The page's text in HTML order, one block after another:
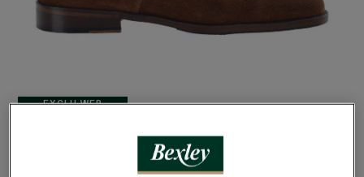
EXCLU WEB